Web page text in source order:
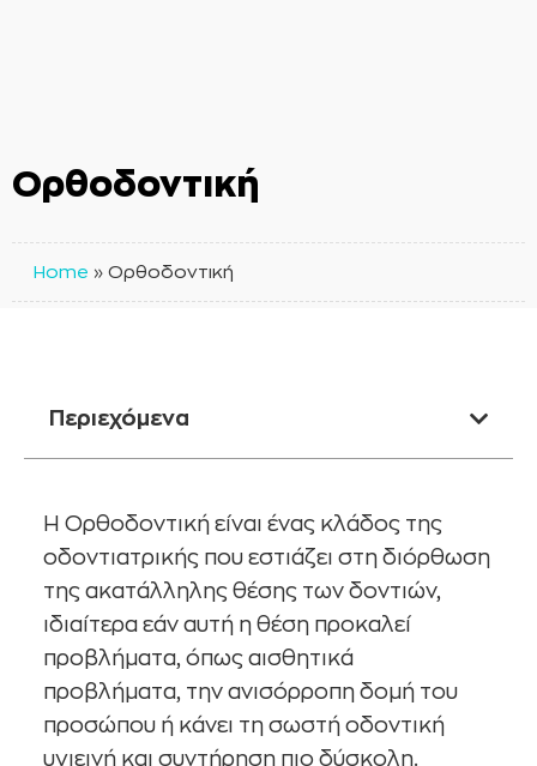
Ορθοδοντική
Home »Ορθοδοντική
Περιεχόμενα
Η Ορθοδοντική είναι ένας κλάδος της
οδοντιατρικής που εστιάζει στη διόρθωση
της ακατάλληλης θέσης των δοντιών,
ιδιαίτερα εάν αυτή η θέση προκαλεί
προβλήματα, όπως αισθητικά
προβλήματα, την ανισόρροπη δομή του
προσώπου ή κάνει τη σωστή οδοντική
υγιεινή και συντήρηση πιο δύσκολη.